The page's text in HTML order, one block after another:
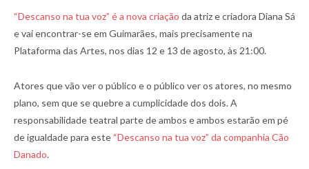
“Descanso na tua voz” é a nova criação da atriz e criadora Diana Sá
e vai encontrar-se em Guimarães, mais precisamente na
Plataforma das Artes, nos dias 12 e 13 de agosto, às 21:00.
Atores que vão ver o público e o público ver os atores, no mesmo
plano, sem que se quebre a cumplicidade dos dois. A
responsabilidade teatral parte de ambos e ambos estarão em pé
de igualdade para este “Descanso na tua voz” da companhia Cão
Danado.